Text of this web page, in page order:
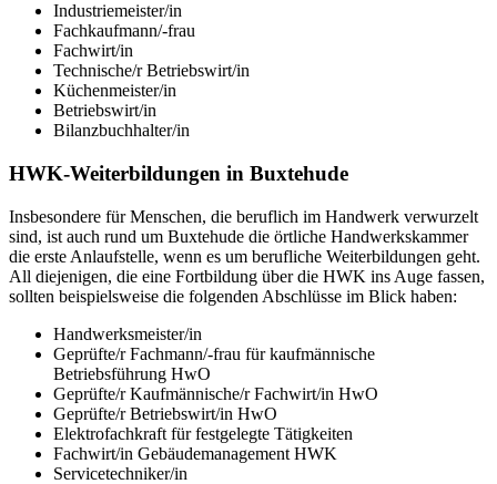
Industriemeister/in
Fachkaufmann/-frau
Fachwirt/in
Technische/r Betriebswirt/in
Küchenmeister/in
Betriebswirt/in
Bilanzbuchhalter/in
HWK-Weiterbildungen in Buxtehude
Insbesondere für Menschen, die beruflich im Handwerk verwurzelt
sind, ist auch rund um Buxtehude die örtliche Handwerkskammer
die erste Anlaufstelle, wenn es um berufliche Weiterbildungen geht.
All diejenigen, die eine Fortbildung über die HWK ins Auge fassen,
sollten beispielsweise die folgenden Abschlüsse im Blick haben:
Handwerksmeister/in
Geprüfte/r Fachmann/-frau für kaufmännische
Betriebsführung HwO
Geprüfte/r Kaufmännische/r Fachwirt/in HwO
Geprüfte/r Betriebswirt/in HwO
Elektrofachkraft für festgelegte Tätigkeiten
Fachwirt/in Gebäudemanagement HWK
Servicetechniker/in